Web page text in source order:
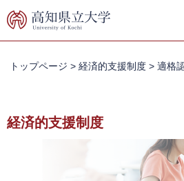
ー
ニ
て
トップページ > 経済的支援制度 > 適格
経済的支援制度